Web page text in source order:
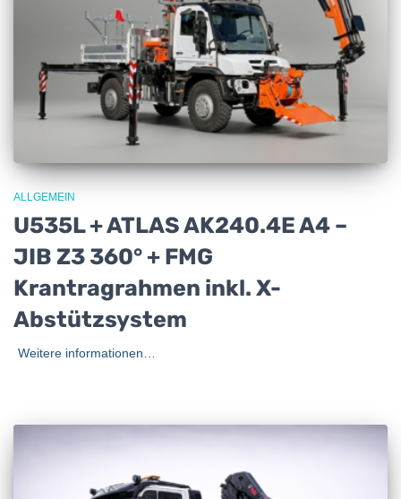
ALLGEMEIN
U535L + ATLAS AK240.4E A4 –
JIB Z3 360° + FMG
Krantragrahmen inkl. X-
Abstützsystem
Weitere informationen…